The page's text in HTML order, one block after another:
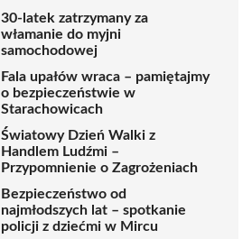
30-latek zatrzymany za
włamanie do myjni
samochodowej
Fala upałów wraca – pamiętajmy
o bezpieczeństwie w
Starachowicach
Światowy Dzień Walki z
Handlem Ludźmi –
Przypomnienie o Zagrożeniach
Bezpieczeństwo od
najmłodszych lat – spotkanie
policji z dziećmi w Mircu